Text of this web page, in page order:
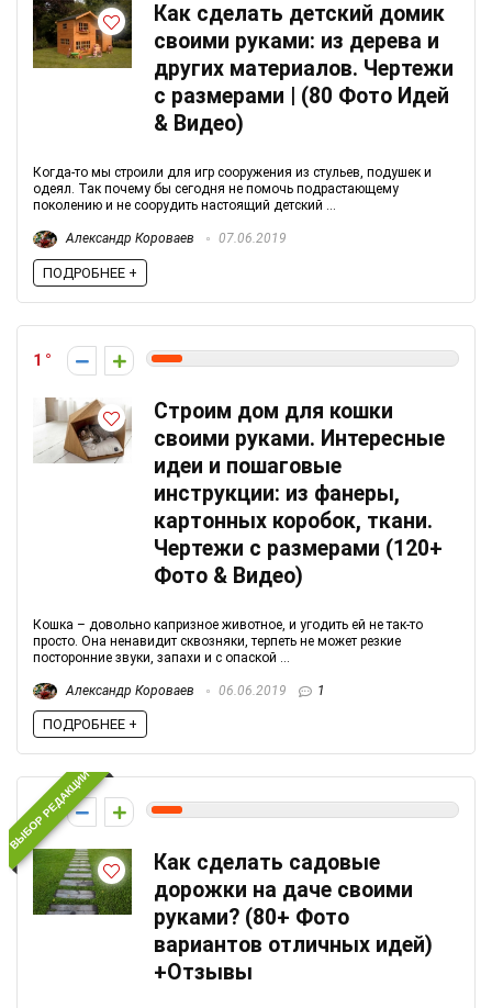
Как сделать детский домик
своими руками: из дерева и
других материалов. Чертежи
с размерами | (80 Фото Идей
& Видео)
Когда-то мы строили для игр сооружения из стульев, подушек и
одеял. Так почему бы сегодня не помочь подрастающему
поколению и не соорудить настоящий детский ...
Александр Короваев 07.06.2019
ПОДРОБНЕЕ +
1
Строим дом для кошки
своими руками. Интересные
идеи и пошаговые
инструкции: из фанеры,
картонных коробок, ткани.
Чертежи с размерами (120+
Фото & Видео)
Кошка – довольно капризное животное, и угодить ей не так-то
просто. Она ненавидит сквозняки, терпеть не может резкие
посторонние звуки, запахи и с опаской ...
Александр Короваев 06.06.2019 1
ПОДРОБНЕЕ +
ВЫБОР РЕДАКЦИИ
1
Как сделать садовые
дорожки на даче своими
руками? (80+ Фото
вариантов отличных идей)
+Отзывы